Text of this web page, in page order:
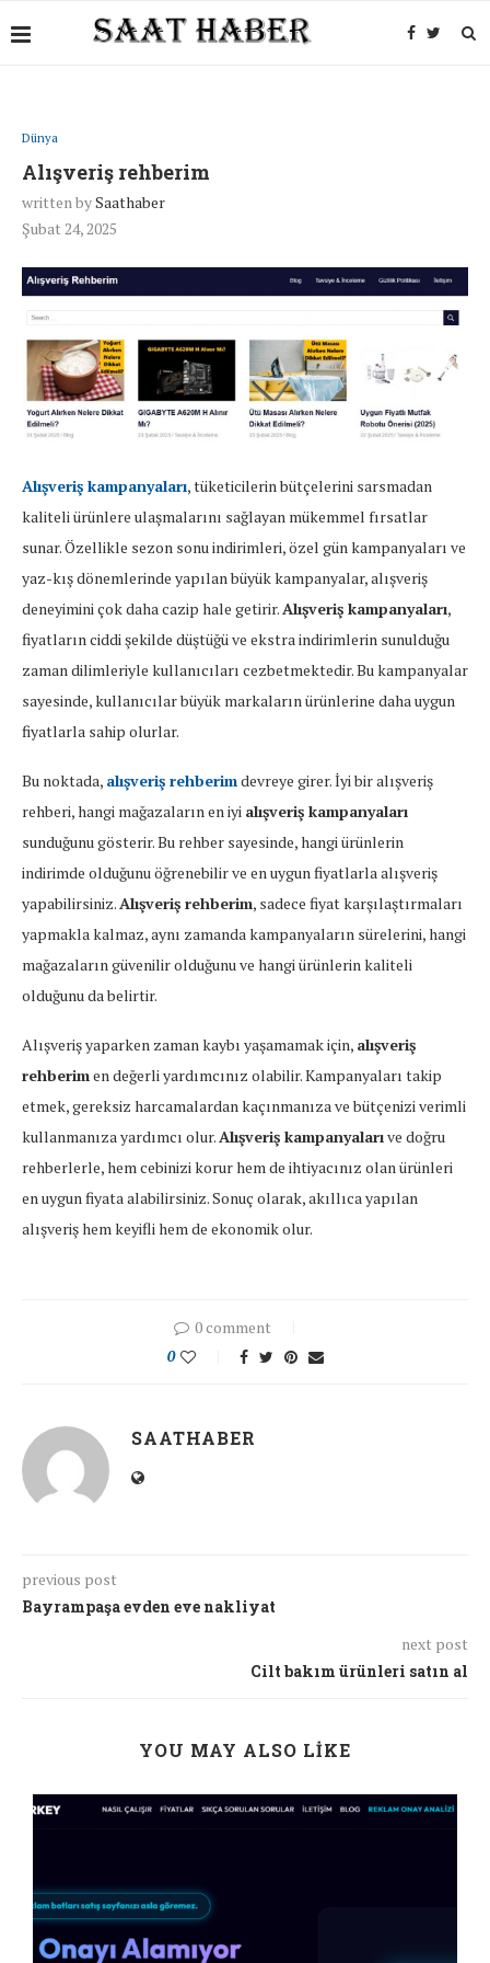
Dünya
Alışveriş rehberim
written bySaathaber
Şubat 24, 2025
Alışveriş kampanyaları, tüketicilerin bütçelerini sarsmadan
kaliteli ürünlere ulaşmalarını sağlayan mükemmel fırsatlar
sunar. Özellikle sezon sonu indirimleri, özel gün kampanyaları ve
yaz-kış dönemlerinde yapılan büyük kampanyalar, alışveriş
deneyimini çok daha cazip hale getirir. Alışveriş kampanyaları,
fiyatların ciddi şekilde düştüğü ve ekstra indirimlerin sunulduğu
zaman dilimleriyle kullanıcıları cezbetmektedir. Bu kampanyalar
sayesinde, kullanıcılar büyük markaların ürünlerine daha uygun
fiyatlarla sahip olurlar.
Bu noktada, alışveriş rehberimdevreye girer. İyi bir alışveriş
rehberi, hangi mağazaların en iyi alışveriş kampanyaları
sunduğunu gösterir. Bu rehber sayesinde, hangi ürünlerin
indirimde olduğunu öğrenebilir ve en uygun fiyatlarla alışveriş
yapabilirsiniz. Alışveriş rehberim, sadece fiyat karşılaştırmaları
yapmakla kalmaz, aynı zamanda kampanyaların sürelerini, hangi
mağazaların güvenilir olduğunu ve hangi ürünlerin kaliteli
olduğunu da belirtir.
Alışveriş yaparken zaman kaybı yaşamamak için, alışveriş
rehberimen değerli yardımcınız olabilir. Kampanyaları takip
etmek, gereksiz harcamalardan kaçınmanıza ve bütçenizi verimli
kullanmanıza yardımcı olur. Alışveriş kampanyalarıve doğru
rehberlerle, hem cebinizi korur hem de ihtiyacınız olan ürünleri
en uygun fiyata alabilirsiniz. Sonuç olarak, akıllıca yapılan
alışveriş hem keyifli hem de ekonomik olur.
0 comment
0
SAATHABER
previous post
Bayrampaşa evden eve nakliyat
next post
Cilt bakım ürünleri satın al
YOU MAY ALSO LIKE